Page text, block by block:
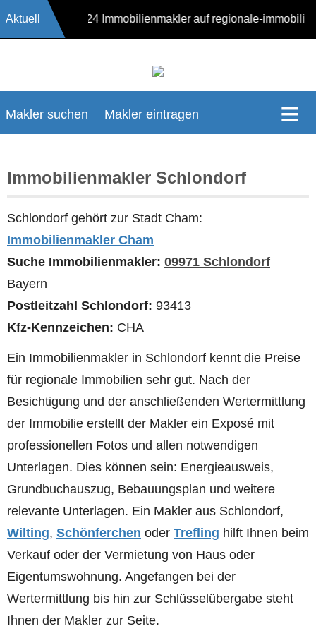
Aktuell 17624 Immobilienmakler auf regionale-
Makler suchen Makler eintragen
Immobilienmakler Schlondorf
Schlondorf gehört zur Stadt Cham:
Immobilienmakler Cham
Suche Immobilienmakler: 09971 Schlondorf
Bayern
Postleitzahl Schlondorf: 93413
Kfz-Kennzeichen: CHA
Ein Immobilienmakler in Schlondorf kennt die Preise
für regionale Immobilien sehr gut. Nach der
Besichtigung und der anschließenden Wertermittlung
der Immobilie erstellt der Makler ein Exposé mit
professionellen Fotos und allen notwendigen
Unterlagen. Dies können sein: Energieausweis,
Grundbuchauszug, Bebauungsplan und weitere
relevante Unterlagen. Ein Makler aus Schlondorf,
Wilting, Schönferchen oder Trefling hilft Ihnen beim
Verkauf oder der Vermietung von Haus oder
Eigentumswohnung. Angefangen bei der
Wertermittlung bis hin zur Schlüsselübergabe steht
Ihnen der Makler zur Seite.